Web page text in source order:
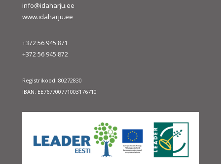
info@idaharju.ee
www.idaharju.ee
+372 56 945 871
+372 56 945 872
Registrikood: 80272830
IBAN: EE767700771003176710